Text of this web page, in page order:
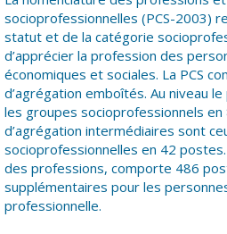
socioprofessionnelles (PCS-2003)
statut et de la catégorie
d’apprécier la profession des
économiques et sociales. La PCS
d’agrégation emboîtés. Au niveau
les groupes socioprofessionnels
d’agrégation intermédiaires sont
socioprofessionnelles en 42
des professions, comporte 486
supplémentaires pour les
professionnelle.